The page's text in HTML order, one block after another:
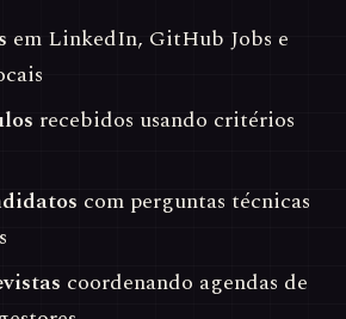
em LinkedIn, GitHub Jobs e
recebidos usando critérios
com perguntas técnicas
coordenando agendas de